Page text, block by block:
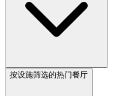
按设施筛选的热门餐厅